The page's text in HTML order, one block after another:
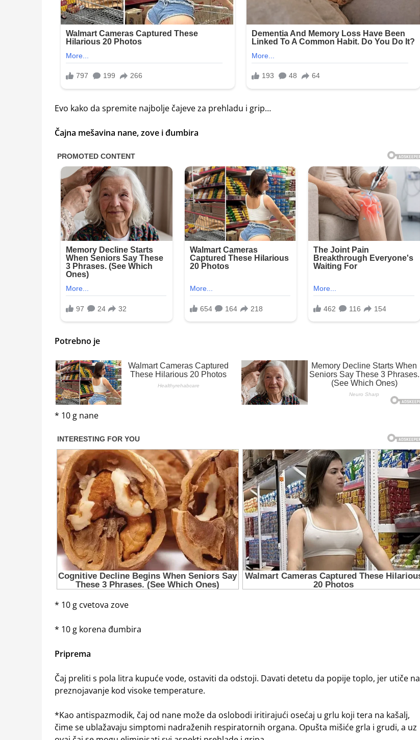
Evo kako da spremite najbolje čajeve za prehladu i grip…
Čajna mešavina nane, zove i đumbira
Potrebno je
* 10 g nane
* 10 g cvetova zove
* 10 g korena đumbira
Priprema
Čaj preliti s pola litra kupuće vode, ostaviti da odstoji. Davati detetu da popije toplo, jer utiče na
preznojavanje kod visoke temperature.
*Kao antispazmodik, čaj od nane može da oslobodi iritirajući osećaj u grlu koji tera na kašalj,
čime se ublažavaju simptomi nadraženih respiratornih organa. Opušta mišiće grla i grudi, a uz